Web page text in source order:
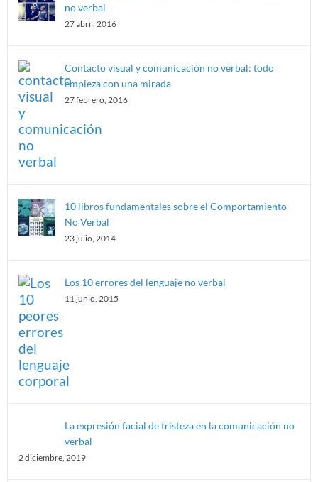
no verbal
27 abril, 2016
Contacto visual y comunicación no verbal: todo
empieza con una mirada
27 febrero, 2016
10 libros fundamentales sobre el Comportamiento
No Verbal
23 julio, 2014
Los 10 errores del lenguaje no verbal
11 junio, 2015
La expresión facial de tristeza en la comunicación no
verbal
2 diciembre, 2019